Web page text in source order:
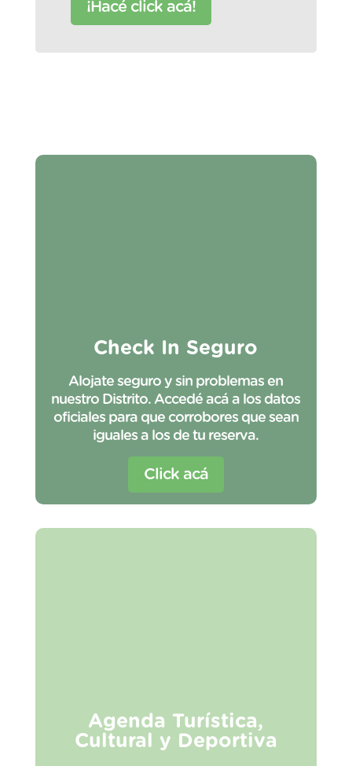
¡Hacé click acá!
Check In Seguro
Alojate seguro y sin problemas en
nuestro Distrito. Accedé acá a los datos
oficiales para que corrobores que sean
iguales a los de tu reserva.
Click acá
Agenda Turística,
Cultural y Deportiva